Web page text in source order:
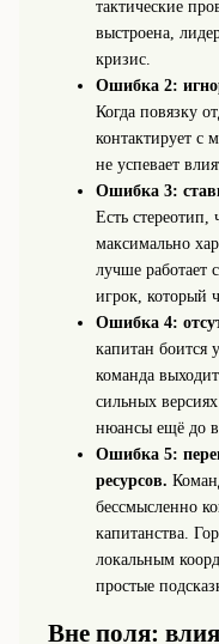
тактические
выстроена,
кризис.
Ошибка 2:
Когда повязку
контактирует с
не успевает
Ошибка 3:
Есть
максимально
лучше работает
игрок, который
Ошибка 4:
капитан боится
команда
сильных
нюансы ещё до
Ошибка 5:
ресурсов.
бессмысленно
капитанства.
локальным
простые
Вне поля: